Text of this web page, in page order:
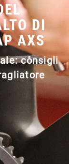
DI
AXS
consigli